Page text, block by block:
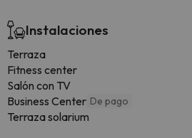
Instalaciones
Terraza
Fitness center
Salón con TV
Business Center De pago
Terraza solarium